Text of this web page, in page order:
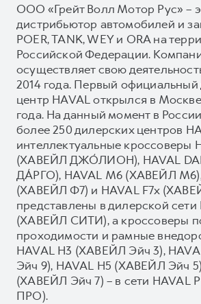
ООО «Грейт Волл Мотор Рус» –
дистрибьютор автомобилей и
POER, TANK, WEY и ORA на
Российской Федерации.
осуществляет свою
2014 года. Первый официальный
центр HAVAL открылся в
года. На данный момент в
более 250 дилерских центров
интеллектуальные кроссоверы
(ХАВЕЙЛ ДЖО́ЛИОН), HAVAL
ДА́РГО), HAVAL М6 (ХАВЕЙЛ M6),
(ХАВЕЙЛ Ф7) и HAVAL F7x
представлены в дилерской сети
(ХАВЕЙЛ СИТИ), а кроссоверы
проходимости и рамные
HAVAL H3 (ХАВЕЙЛ Эйч 3),
Эйч 9), HAVAL H5 (ХАВЕЙЛ Эйч
(ХАВЕЙЛ Эйч 7) – в сети HAVAL
ПРО).